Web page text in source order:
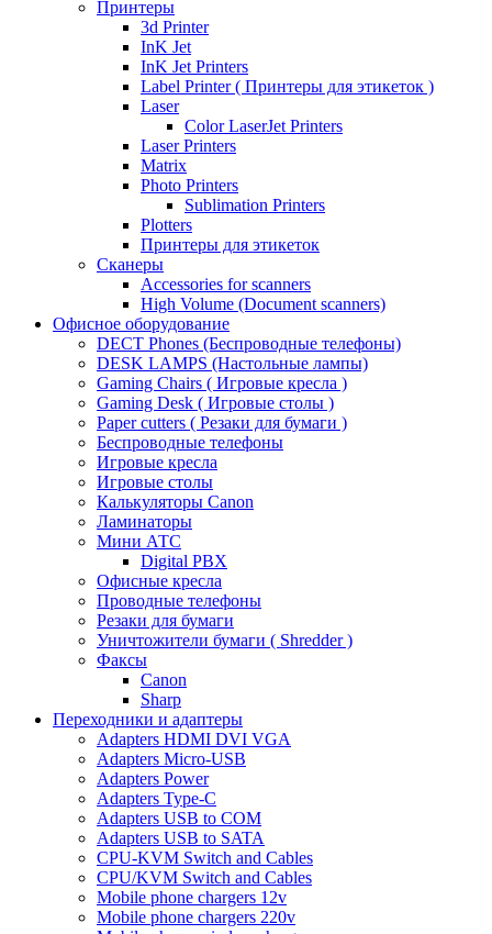
Принтеры
3d Printer
InK Jet
InK Jet Printers
Label Printer ( Принтеры для этикеток )
Laser
Color LaserJet Printers
Laser Printers
Matrix
Photo Printers
Sublimation Printers
Plotters
Принтеры для этикеток
Сканеры
Accessories for scanners
High Volume (Document scanners)
Офисное оборудование
DECT Phones (Беспроводные телефоны)
DESK LAMPS (Настольные лампы)
Gaming Chairs ( Игровые кресла )
Gaming Desk ( Игровые столы )
Paper cutters ( Резаки для бумаги )
Беспроводные телефоны
Игровые кресла
Игровые столы
Калькуляторы Canon
Ламинаторы
Мини АТС
Digital PBX
Офисные кресла
Проводные телефоны
Резаки для бумаги
Уничтожители бумаги ( Shredder )
Факсы
Canon
Sharp
Переходники и адаптеры
Adapters HDMI DVI VGA
Adapters Micro-USB
Adapters Power
Adapters Type-C
Adapters USB to COM
Adapters USB to SATA
CPU-KVM Switch and Cables
CPU/KVM Switch and Cables
Mobile phone chargers 12v
Mobile phone chargers 220v